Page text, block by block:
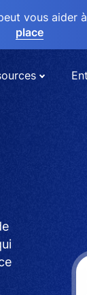
vous
place